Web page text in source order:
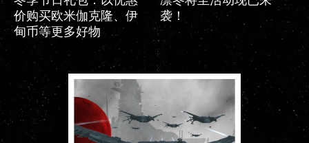
价购买欧米伽克隆、伊
甸币等更多好物
袭！